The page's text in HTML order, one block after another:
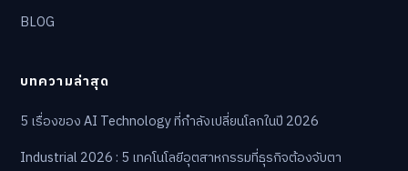
BLOG
บทความล่าสุด
5 เรื่องของ AI Technology ที่กำลังเปลี่ยนโลกในปี 2026
Industrial 2026 : 5 เทคโนโลยีอุตสาหกรรมที่ธุรกิจต้องจับตา